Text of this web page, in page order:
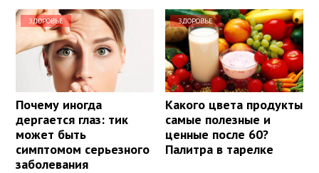
ЗДОРОВЬЕ
Почему иногда
дергается глаз: тик
может быть
симптомом серьезного
заболевания
ЗДОРОВЬЕ
Какого цвета продукты
самые полезные и
ценные после 60?
Палитра в тарелке